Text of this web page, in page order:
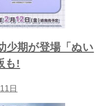
少期が登場「ぬい
も!
日